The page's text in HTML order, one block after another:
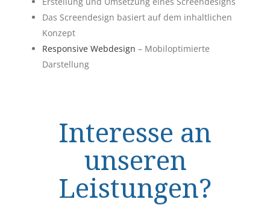
Das Screendesign basiert auf dem inhaltlichen
Konzept
Responsive Webdesign – Mobiloptimierte
Darstellung
Interesse an
unseren
Leistungen?